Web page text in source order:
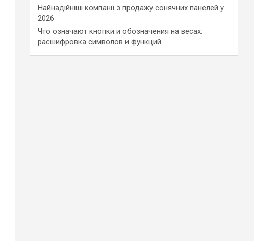
Найнадійніші компанії з продажу сонячних панелей у
2026
Что означают кнопки и обозначения на весах:
расшифровка символов и функций